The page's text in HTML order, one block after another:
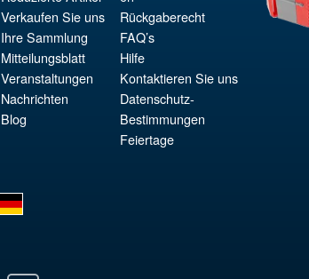
Verkaufen Sie uns
Ihre Sammlung
Mitteilungsblatt
Veranstaltungen
Nachrichten
Blog
Rückgaberecht
FAQ’s
Hilfe
Kontaktieren Sie uns
Datenschutz-
Bestimmungen
Feiertage